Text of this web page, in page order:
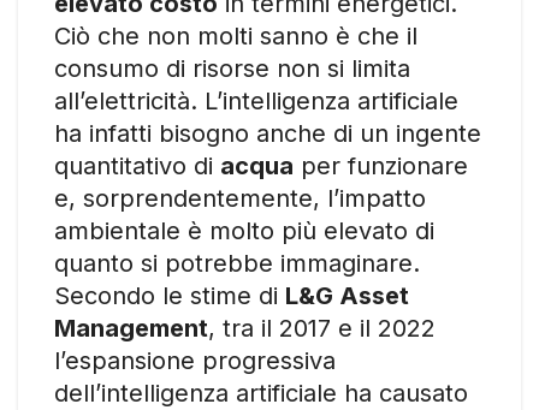
Ciò che non molti sanno è che il
consumo di risorse non si limita
all’elettricità. L’intelligenza artificiale
ha infatti bisogno anche di un ingente
quantitativo di acqua per funzionare
e, sorprendentemente, l’impatto
ambientale è molto più elevato di
quanto si potrebbe immaginare.
Secondo le stime di L&G Asset
Management, tra il 2017 e il 2022
l’espansione progressiva
dell’intelligenza artificiale ha causato